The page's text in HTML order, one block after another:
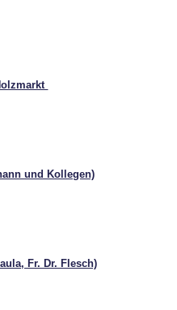
und Kollegen)
Fr. Dr. Flesch)